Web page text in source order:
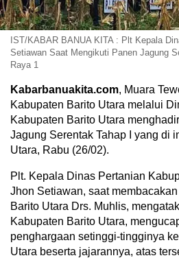
IST/KABAR BANUA KITA : Plt Kepala
Setiawan Saat Mengikuti Panen Jagung
Raya 1
Kabarbanuakita.com, Muara
Kabupaten Barito Utara melalui
Kabupaten Barito Utara
Jagung Serentak Tahap I yang di
Utara, Rabu (26/02).
Plt. Kepala Dinas Pertanian
Jhon Setiawan, saat
Barito Utara Drs. Muhlis,
Kabupaten Barito Utara,
penghargaan setinggi-tingginya
Utara beserta jajarannya, atas